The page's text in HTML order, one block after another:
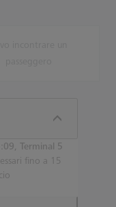
Terminal 5
fino a 15